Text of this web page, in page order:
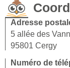
Adresse
5 allée des
95801 Cergy
Numéro de